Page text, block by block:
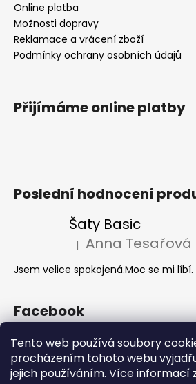
Tento web používá soubory
procházením tohoto webu
jejich používáním. Více informací
Online platba
Možnosti dopravy
Reklamace a vrácení zboží
Podmínky ochrany osobních údajů
Přijímáme online platby
Poslední hodnocení
Šaty Basic
Hodnocení produktu je 5 z
| Anna Tesařová
Jsem velice spokojená.Moc se mi líbí.
Facebook
Akce 2+1